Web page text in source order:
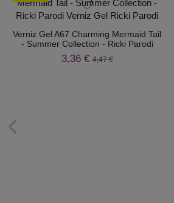
Verniz Gel A67 Charming Mermaid Tail
- Summer Collection - Ricki Parodi
3,36 € 4,47 €